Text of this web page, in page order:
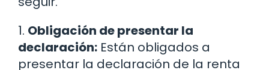
1. Obligación de presentar la
declaración: Están obligados a
presentar la declaración de la renta